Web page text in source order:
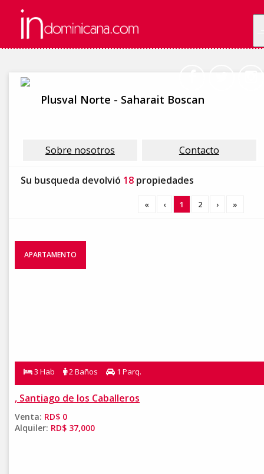
Plusval Norte - Saharait Boscan
Sobre nosotros Contacto
Su busqueda devolvió 18 propiedades
« ‹ 1 2 › »
APARTAMENTO
3 Hab 2 Baños 1 Parq.
, Santiago de los Caballeros
Venta: RD$ 0
Alquiler: RD$ 37,000